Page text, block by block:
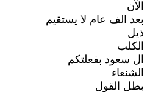
الآن
بعد الف عام لا يستقيم
ذيل
الكلب
ال سعود بفعلتكم
الشنعاء
بطل القول